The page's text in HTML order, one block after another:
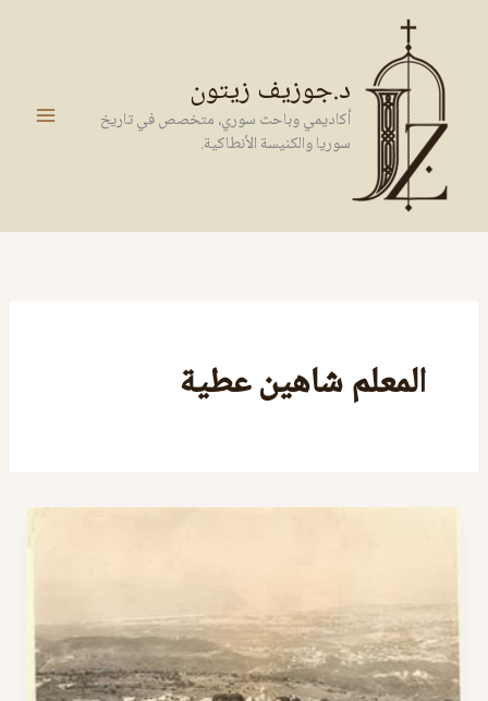
المحتوى
د.جوزيف زيتون
أكاديمي وباحث سوري، متخصص في تاريخ
سوريا والكنيسة الأنطاكية.
المعلم شاهين عطية